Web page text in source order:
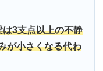
3支点以上の不静
が小さくなる代わ